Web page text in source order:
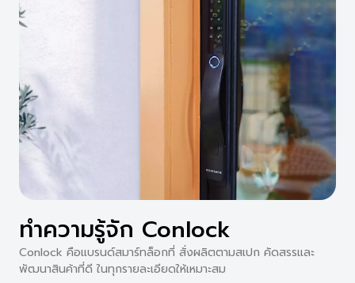
ทำความรู้จัก Conlock
Conlock คือแบรนด์สมาร์ทล็อกที่ สั่งผลิตตามสเปก คัดสรรและ
พัฒนาสินค้าที่ดี ในทุกรายละเอียดให้เหมาะสม